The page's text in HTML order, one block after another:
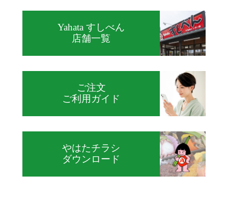
Yahata すしべん
店舗一覧
ご注文
ご利用ガイド
やはたチラシ
ダウンロード